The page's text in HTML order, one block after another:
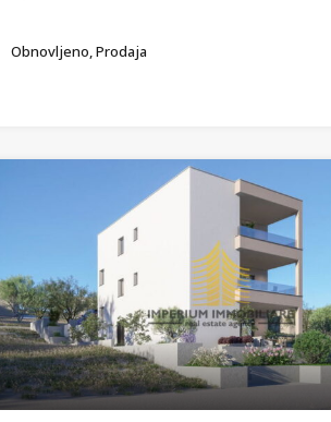
Obnovljeno, Prodaja